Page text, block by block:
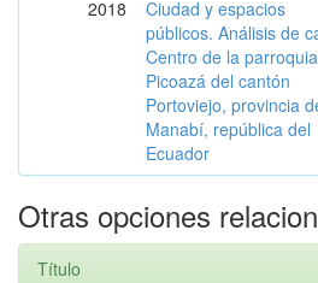
2018
Ciudad y espacios
públicos. Análisis de
Centro de la parroquia
Picoazá del cantón
Portoviejo, provincia
Manabí, república del
Ecuador
Otras opciones
Título